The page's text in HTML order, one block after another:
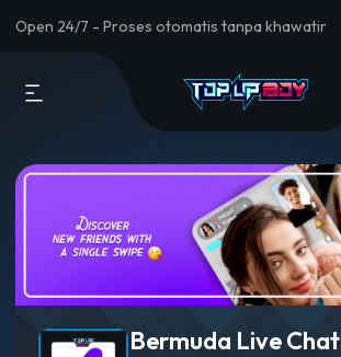
Open 24/7 - Proses otomatis tanpa khawatir
Bermuda Live Chat